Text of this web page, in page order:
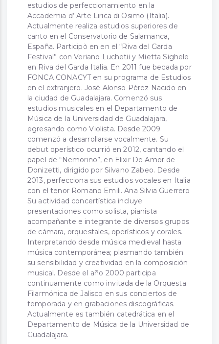
estudios de perfeccionamiento en la
Accademia d’ Arte Lirica di Osimo (Italia).
Actualmente realiza estudios superiores de
canto en el Conservatorio de Salamanca,
España. Participò en en el “Riva del Garda
Festival” con Veriano Luchetii y Mietta Sighele
en Riva del Garda Italia. En 2011 fue becada por
FONCA CONACYT en su programa de Estudios
en el extranjero. José Alonso Pérez Nacido en
la ciudad de Guadalajara. Comenzó sus
estudios musicales en el Departamento de
Música de la Universidad de Guadalajara,
egresando como Violista. Desde 2009
comenzó a desarrollarse vocalmente. Su
debut operístico ocurrió en 2012, cantando el
papel de “Nemorino”, en Elixir De Amor de
Donizetti, dirigido por Silvano Zabeo. Desde
2013, perfecciona sus estudios vocales en Italia
con el tenor Romano Emili. Ana Silvia Guerrero
Su actividad concertística incluye
presentaciones como solista, pianista
acompañante e integrante de diversos grupos
de cámara, orquestales, operísticos y corales.
Interpretando desde música medieval hasta
música contemporánea; plasmando también
su sensibilidad y creatividad en la composición
musical. Desde el año 2000 participa
continuamente como invitada de la Orquesta
Filarmónica de Jalisco en sus conciertos de
temporada y en grabaciones discográficas.
Actualmente es también catedrática en el
Departamento de Música de la Universidad de
Guadalajara.